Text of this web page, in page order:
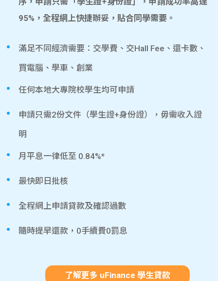
95%，全程網上快捷辦妥，貼合同學需要。
滿足不同經濟需要：交學費、交Hall Fee、還卡數、
買電腦、學車、創業
任何本地大專院校學生均可申請
申請只需2份文件（學生證+身份證），毋需收入證
明
月平息一律低至 0.84%*
最快即日批核
全程網上申請貸款及確認過數
隨時提早還款，0手續費0罰息
了解更多 uFinance 學生貸款